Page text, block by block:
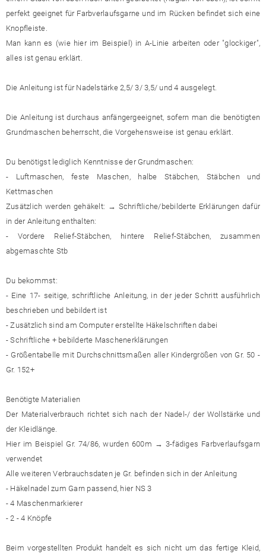
perfekt geeignet für Farbverlaufsgarne und im Rücken befindet sich eine
Knopfleiste.
Man kann es (wie hier im Beispiel) in A-Linie arbeiten oder "glockiger",
alles ist genau erklärt.
Die Anleitung ist für Nadelstärke 2,5/ 3/ 3,5/ und 4 ausgelegt.
Die Anleitung ist durchaus anfängergeeignet, sofern man die benötigten
Grundmaschen beherrscht, die Vorgehensweise ist genau erklärt.
Du benötigst lediglich Kenntnisse der Grundmaschen:
- Luftmaschen, feste Maschen, halbe Stäbchen, Stäbchen und
Kettmaschen
Zusätzlich werden gehäkelt: → Schriftliche/bebilderte Erklärungen dafür
in der Anleitung enthalten:
- Vordere Relief-Stäbchen, hintere Relief-Stäbchen, zusammen
abgemaschte Stb
Du bekommst:
- Eine 17- seitige, schriftliche Anleitung, in der jeder Schritt ausführlich
beschrieben und bebildert ist
- Zusätzlich sind am Computer erstellte Häkelschriften dabei
- Schriftliche + bebilderte Maschenerklärungen
- Größentabelle mit Durchschnittsmaßen aller Kindergrößen von Gr. 50 -
Gr. 152+
Benötigte Materialien
Der Materialverbrauch richtet sich nach der Nadel-/ der Wollstärke und
der Kleidlänge.
Hier im Beispiel Gr. 74/86, wurden 600m → 3-fädiges Farbverlaufsgarn
verwendet
Alle weiteren Verbrauchsdaten je Gr. befinden sich in der Anleitung
- Häkelnadel zum Garn passend, hier NS 3
- 4 Maschenmarkierer
- 2 - 4 Knöpfe
Beim vorgestellten Produkt handelt es sich nicht um das fertige Kleid,